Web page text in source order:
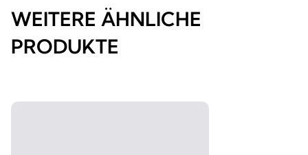
WEITERE ÄHNLICHE
PRODUKTE